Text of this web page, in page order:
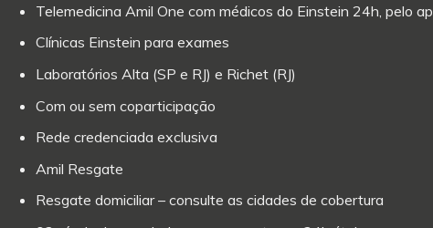
Telemedicina Amil One com médicos do Einstein 24h, pelo
Clínicas Einstein para exames
Laboratórios Alta (SP e RJ) e Richet (RJ)
Com ou sem coparticipação
Rede credenciada exclusiva
Amil Resgate
Resgate domiciliar – consulte as cidades de cobertura